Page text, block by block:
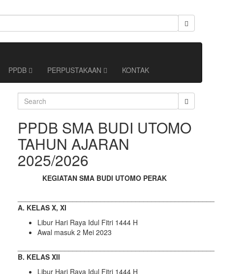
PPDB PERPUSTAKAAN KONTAK
Search
for:
PPDB SMA BUDI UTOMO
TAHUN AJARAN
2025/2026
KEGIATAN SMA BUDI UTOMO PERAK
A. KELAS X, XI
Libur Hari Raya Idul Fitri 1444 H
Awal masuk 2 Mei 2023
B. KELAS XII
Libur Hari Raya Idul Fitri 1444 H